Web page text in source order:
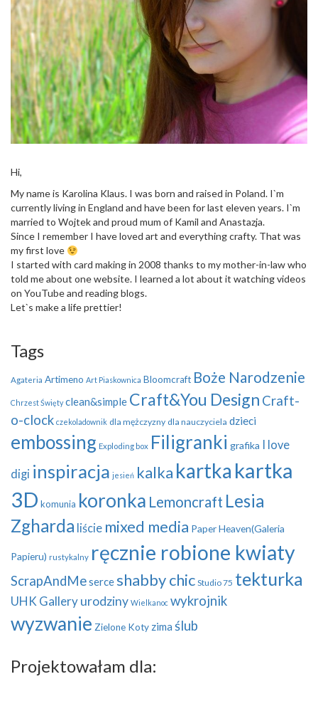
Hi,
My name is Karolina Klaus. I was born and raised in Poland. I`m
currently living in England and have been for last eleven years. I`m
married to Wojtek and proud mum of Kamil and Anastazja.
Since I remember I have loved art and everything crafty. That was
my first love
I started with card making in 2008 thanks to my mother-in-law who
told me about one website. I learned a lot about it watching videos
on YouTube and reading blogs.
Let`s make a life prettier!
Tags
Agateria Artimeno Art Piaskownica Bloomcraft Boże Narodzenie
Chrzest Święty clean&simple Craft&You Design Craft-
o-clock czekoladownik dla mężczyzny dla nauczyciela dzieci
embossing Exploding box Filigranki grafika I love
digi inspiracja jesień kalka kartka kartka
3D komunia koronka Lemoncraft Lesia
Zgharda liście mixed media Paper Heaven(Galeria
Papieru) rustykalny ręcznie robione kwiaty
ScrapAndMeserce shabby chic Studio 75 tekturka
UHK Galleryurodziny Wielkanoc wykrojnik
wyzwanie Zielone Koty zima ślub
Projektowałam dla: